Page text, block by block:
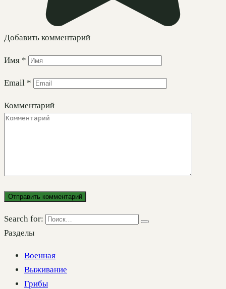
Добавить комментарий
Имя *
Email *
Комментарий
Search for:
Разделы
Военная
Выживание
Грибы